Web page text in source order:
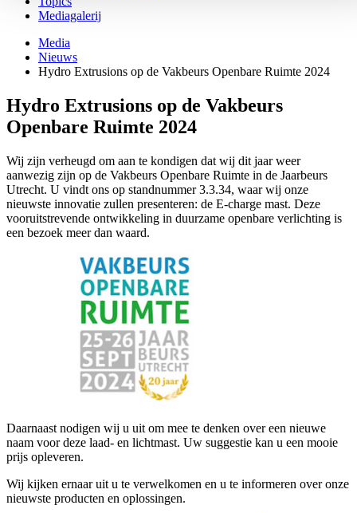
Mediagalerij
Media
Nieuws
Hydro Extrusions op de Vakbeurs Openbare Ruimte 2024
Hydro Extrusions op de Vakbeurs
Openbare Ruimte 2024
Wij zijn verheugd om aan te kondigen dat wij dit jaar weer
aanwezig zijn op de Vakbeurs Openbare Ruimte in de Jaarbeurs
Utrecht. U vindt ons op standnummer 3.3.34, waar wij onze
nieuwste innovatie zullen presenteren: de E-charge mast. Deze
vooruitstrevende ontwikkeling in duurzame openbare verlichting is
een bezoek meer dan waard.
Daarnaast nodigen wij u uit om mee te denken over een nieuwe
naam voor deze laad- en lichtmast. Uw suggestie kan u een mooie
prijs opleveren.
Wij kijken ernaar uit u te verwelkomen en u te informeren over onze
nieuwste producten en oplossingen.